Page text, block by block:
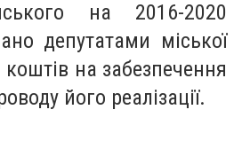
на 2016-2020
депутатами міської
на забезпечення
його реалізації.